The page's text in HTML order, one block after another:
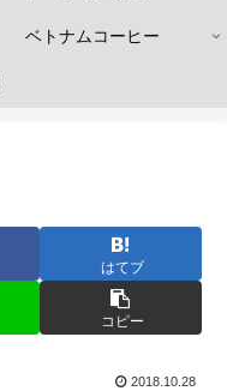
ベトナムコーヒー
はてブ
コピー
2018.10.28